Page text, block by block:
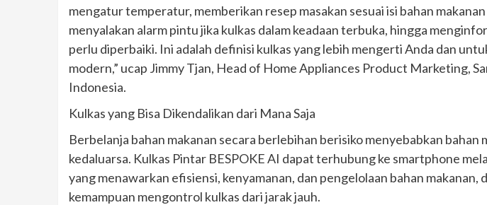
mengatur temperatur, memberikan resep masakan sesuai isi bahan makanan
menyalakan alarm pintu jika kulkas dalam keadaan terbuka, hingga
perlu diperbaiki. Ini adalah definisi kulkas yang lebih mengerti Anda dan
modern,” ucap Jimmy Tjan, Head of Home Appliances Product Marketing,
Indonesia.
Kulkas yang Bisa Dikendalikan dari Mana Saja
Berbelanja bahan makanan secara berlebihan berisiko menyebabkan bahan
kedaluarsa. Kulkas Pintar BESPOKE AI dapat terhubung ke smartphone
yang menawarkan efisiensi, kenyamanan, dan pengelolaan bahan makanan,
kemampuan mengontrol kulkas dari jarak jauh.